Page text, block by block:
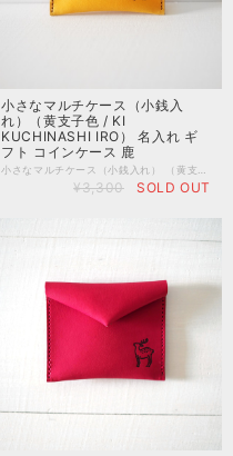
小さなマルチケース（小銭入
れ）（黄支子色 / KI
KUCHINASHI IRO） 名入れ ギ
フト コインケース 鹿
¥3,300 SOLD OUT